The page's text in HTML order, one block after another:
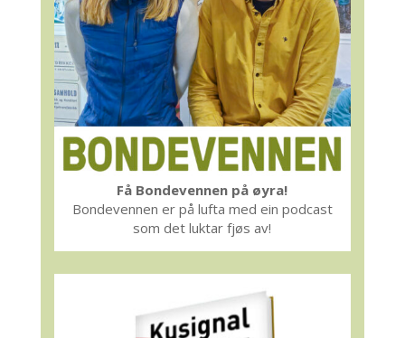
Få Bondevennen på øyra!
Bondevennen er på lufta med ein podcast
som det luktar fjøs av!